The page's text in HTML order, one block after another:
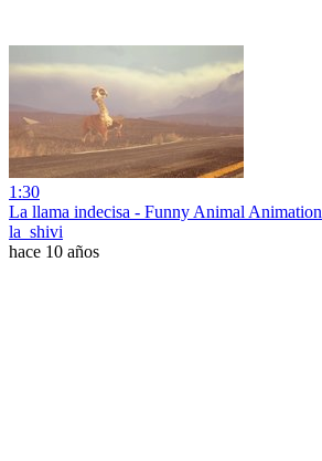
1:30
La llama indecisa - Funny Animal Animation
la_shivi
hace 10 años